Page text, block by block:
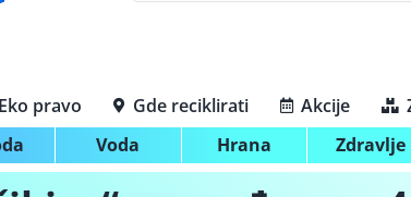
Voda Hrana Zdravlje
Eko pravo Gde reciklirati Akcije